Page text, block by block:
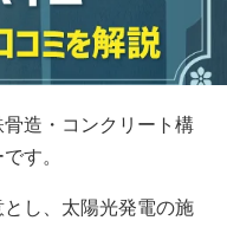
造・コンクリート構
す。
し、太陽光発電の施